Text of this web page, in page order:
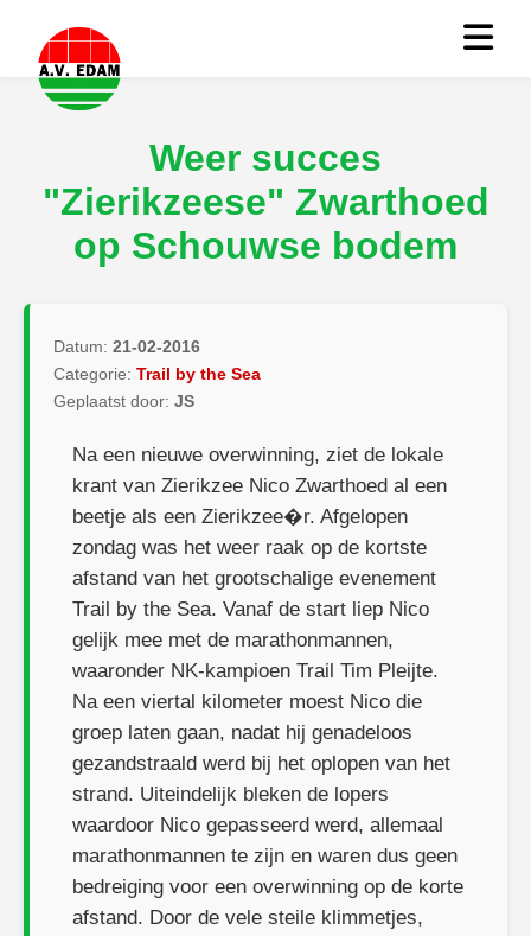
Weer succes
"Zierikzeese" Zwarthoed
op Schouwse bodem
Datum: 21-02-2016
Categorie: Trail by the Sea
Geplaatst door: JS
Na een nieuwe overwinning, ziet de lokale
krant van Zierikzee Nico Zwarthoed al een
beetje als een Zierikzee�r. Afgelopen
zondag was het weer raak op de kortste
afstand van het grootschalige evenement
Trail by the Sea. Vanaf de start liep Nico
gelijk mee met de marathonmannen,
waaronder NK-kampioen Trail Tim Pleijte.
Na een viertal kilometer moest Nico die
groep laten gaan, nadat hij genadeloos
gezandstraald werd bij het oplopen van het
strand. Uiteindelijk bleken de lopers
waardoor Nico gepasseerd werd, allemaal
marathonmannen te zijn en waren dus geen
bedreiging voor een overwinning op de korte
afstand. Door de vele steile klimmetjes,